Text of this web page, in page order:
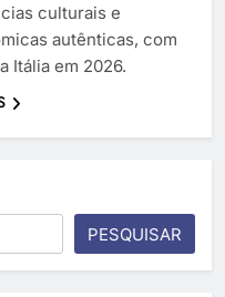
culturais e
autênticas, com
Itália em 2026.
PESQUISAR